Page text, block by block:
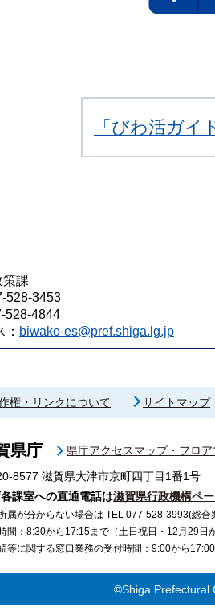
「びわ活ガ
策課
528-3453
528-4844
biwako-es@pref.shiga.lg.jp
権・リンクについて サイトマップ
県庁
県庁アクセスマップ・フロ
8577 滋賀県大津市京町四丁目1番1号
課室への直通電話は滋賀県行政機構ペ
属が分からない場合は TEL 077-528-3993(総合
間：8:30から17:15まで（土日祝日・12月29日
等に関する窓口業務の受付時間：9:00から
©Shiga Prefectural